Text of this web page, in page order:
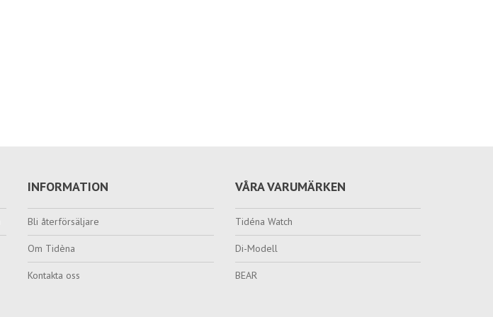
INFORMATION
Bli återförsäljare
Om Tidèna
Kontakta oss
VÅRA VARUMÄRKEN
Tidéna Watch
Di-Modell
BEAR